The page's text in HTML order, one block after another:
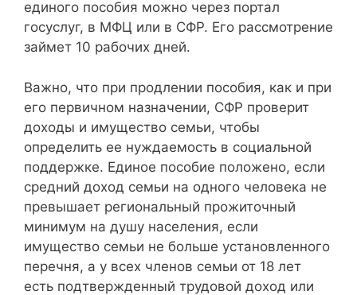
единого пособия можно через портал
госуслуг, в МФЦ или в СФР. Его рассмотрение
займет 10 рабочих дней.
Важно, что при продлении пособия, как и при
его первичном назначении, СФР проверит
доходы и имущество семьи, чтобы
определить ее нуждаемость в социальной
поддержке. Единое пособие положено, если
средний доход семьи на одного человека не
превышает региональный прожиточный
минимум на душу населения, если
имущество семьи не больше установленного
перечня, а у всех членов семьи от 18 лет
есть подтвержденный трудовой доход или